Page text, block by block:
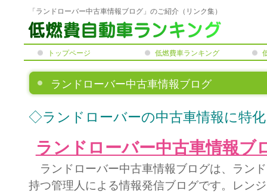
「ランドローバー中古車情報ブログ」のご紹介（リンク集）
ランドローバー中古車情報ブログ
◇ランドローバーの中古車情報に特
ランドローバー中古車情報ブ
ランドローバー中古車情報ブログは、ラン
持つ管理人による情報発信ブログです。レン
トップページ 低燃費車ランキング